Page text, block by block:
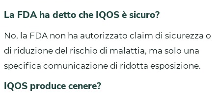
La FDA ha detto che IQOS è sicuro?
No, la FDA non ha autorizzato claim di sicurezza o
di riduzione del rischio di malattia, ma solo una
specifica comunicazione di ridotta esposizione.
IQOS produce cenere?